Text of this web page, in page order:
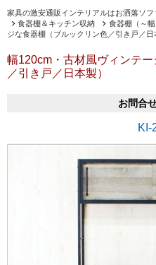
家具の激安通販インテリアルはお洒落ソ
食器棚＆キッチン収納
食器棚（～幅
ジな食器棚（ブルックリン色／引き戸／日
幅120cm・古材風ヴィンテ
／引き戸／日本製）
お問合
KI-